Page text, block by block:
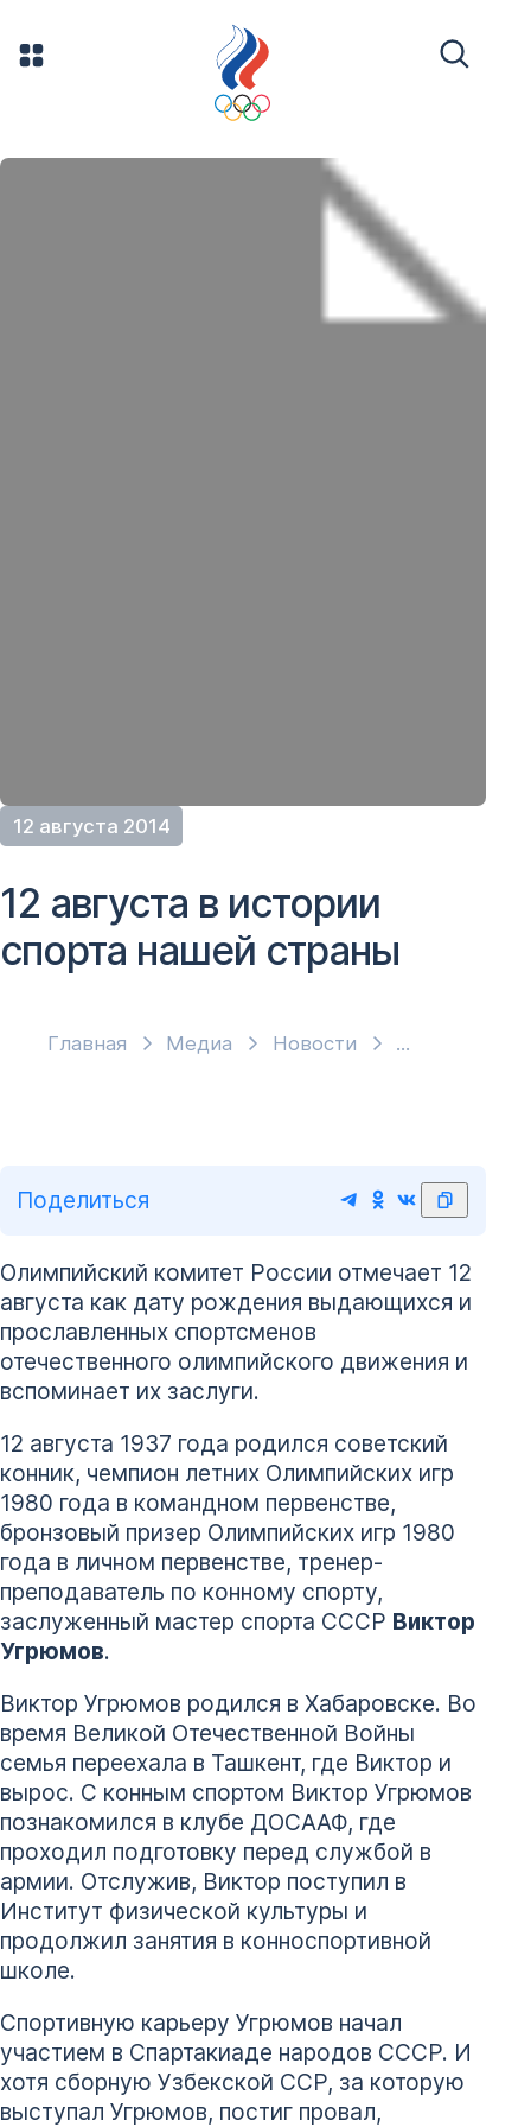
12 августа 2014
Главная Медиа Новости
12 августа в истории
спорта нашей страны
Поделиться
Олимпийский комитет России отмечает 12
августа как дату рождения выдающихся и
прославленных спортсменов
отечественного олимпийского движения и
вспоминает их заслуги.
12 августа 1937 года родился советский
конник, чемпион летних Олимпийских игр
1980 года в командном первенстве,
бронзовый призер Олимпийских игр 1980
года в личном первенстве, тренер-
преподаватель по конному спорту,
заслуженный мастер спорта СССР Виктор
Угрюмов.
Виктор Угрюмов родился в Хабаровске. Во
время Великой Отечественной Войны
семья переехала в Ташкент, где Виктор и
вырос. С конным спортом Виктор Угрюмов
познакомился в клубе ДОСААФ, где
проходил подготовку перед службой в
армии. Отслужив, Виктор поступил в
Институт физической культуры и
продолжил занятия в конноспортивной
школе.
Спортивную карьеру Угрюмов начал
участием в Спартакиаде народов СССР. И
хотя сборную Узбекской ССР, за которую
выступал Угрюмов, постиг провал,